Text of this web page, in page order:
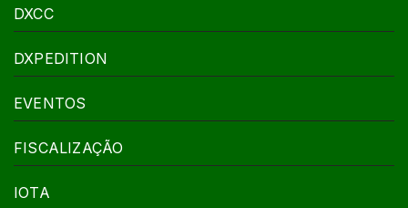
DXCC
DXPEDITION
EVENTOS
FISCALIZAÇÃO
IOTA